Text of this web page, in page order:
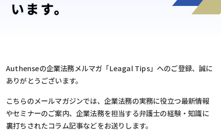
います。
Authenseの企業法務メルマガ「Leagal Tips」へのご登録、誠に
ありがとうございます。
こちらのメールマガジンでは、企業法務の実務に役立つ最新情報
やセミナーのご案内、企業法務を担当する弁護士の経験・知識に
裏打ちされたコラム記事などをお送りします。